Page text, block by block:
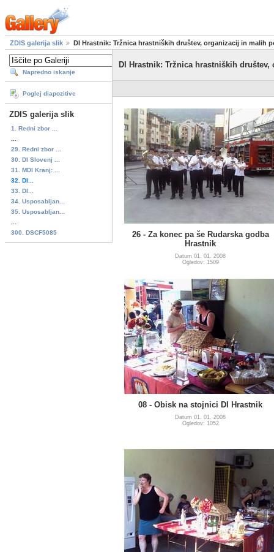
ZDIS galerija slik DI Hrastnik: Tržnica hrastniških društev, organizacij in malih
Napredno iskanje
Poglej diapozitive
ZDIS galerija slik
1. Redni zbor ...
29. Redni zbor ...
30. DI Slovenj ...
31. MDI Kranj: ...
32. DI...
33. DI...
34. Usposabljan...
35. Usposabljan...
300. DSCF5085
DI Hrastnik: Tržnica hrastniških
26 - Za konec pa še Rudarska godba
Hrastnik
Datum 01. 01. 2008
Ogledov: 1509
08 - Obisk na stojnici DI Hrastnik
Datum 01. 01. 2008
Ogledov: 1052